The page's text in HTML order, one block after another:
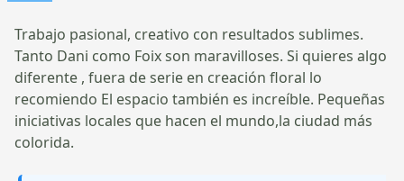
Trabajo pasional, creativo con resultados sublimes.
Tanto Dani como Foix son maravilloses. Si quieres algo
diferente , fuera de serie en creación floral lo
recomiendo El espacio también es increíble. Pequeñas
iniciativas locales que hacen el mundo,la ciudad más
colorida.